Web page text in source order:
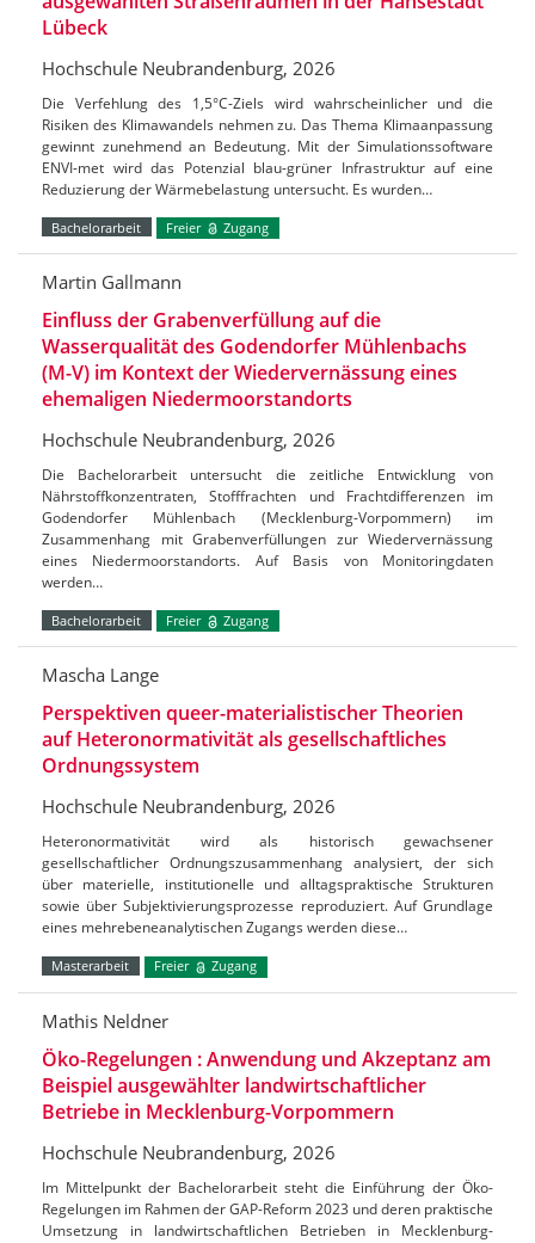
Lübeck
Hochschule Neubrandenburg, 2026
Die Verfehlung des 1,5°C-Ziels wird wahrscheinlicher und die
Risiken des Klimawandels nehmen zu. Das Thema Klimaanpassung
gewinnt zunehmend an Bedeutung. Mit der Simulationssoftware
ENVI-met wird das Potenzial blau-grüner Infrastruktur auf eine
Reduzierung der Wärmebelastung untersucht. Es wurden…
Bachelorarbeit Freier Zugang
Martin Gallmann
Einfluss der Grabenverfüllung auf die
Wasserqualität des Godendorfer Mühlenbachs
(M-V) im Kontext der Wiedervernässung eines
ehemaligen Niedermoorstandorts
Hochschule Neubrandenburg, 2026
Die Bachelorarbeit untersucht die zeitliche Entwicklung von
Nährstoffkonzentraten, Stofffrachten und Frachtdifferenzen im
Godendorfer Mühlenbach (Mecklenburg-Vorpommern) im
Zusammenhang mit Grabenverfüllungen zur Wiedervernässung
eines Niedermoorstandorts. Auf Basis von Monitoringdaten
werden…
Bachelorarbeit Freier Zugang
Mascha Lange
Perspektiven queer-materialistischer Theorien
auf Heteronormativität als gesellschaftliches
Ordnungssystem
Hochschule Neubrandenburg, 2026
Heteronormativität wird als historisch gewachsener
gesellschaftlicher Ordnungszusammenhang analysiert, der sich
über materielle, institutionelle und alltagspraktische Strukturen
sowie über Subjektivierungsprozesse reproduziert. Auf Grundlage
eines mehrebeneanalytischen Zugangs werden diese…
Masterarbeit Freier Zugang
Mathis Neldner
Öko-Regelungen : Anwendung und Akzeptanz am
Beispiel ausgewählter landwirtschaftlicher
Betriebe in Mecklenburg-Vorpommern
Hochschule Neubrandenburg, 2026
Im Mittelpunkt der Bachelorarbeit steht die Einführung der Öko-
Regelungen im Rahmen der GAP-Reform 2023 und deren praktische
Umsetzung in landwirtschaftlichen Betrieben in Mecklenburg-